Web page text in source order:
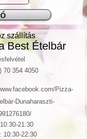
szállítás
Best Ételbár
70 354 4050
Pizza-
Dunaharaszti-
21:30
10:30-22:30